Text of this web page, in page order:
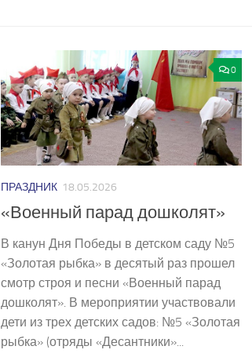
0
ПРАЗДНИК 18.05.2026
«Военный парад дошколят»
В канун Дня Победы в детском саду №5
«Золотая рыбка» в десятый раз прошел
смотр строя и песни «Военный парад
дошколят». В мероприятии участвовали
дети из трех детских садов: №5 «Золотая
рыбка» (отряды «Десантники»...